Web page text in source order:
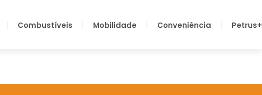
Combustíveis Mobilidade Conveniência Petrus+